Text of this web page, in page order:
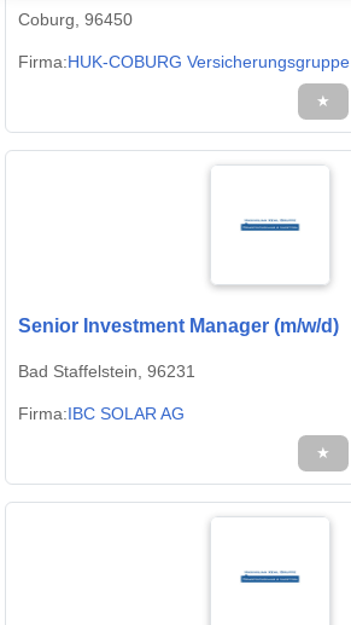
Coburg, 96450
Firma:HUK-COBURG Versicherungsgruppe
★
Senior Investment Manager (m/w/d)
Bad Staffelstein, 96231
Firma:IBC SOLAR AG
★